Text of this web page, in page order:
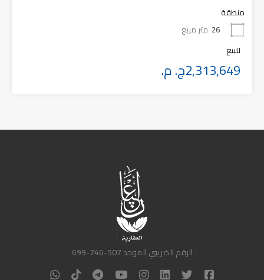
منطقة
26 متر مربع
للبيع
2,313,649ج. م.
الرقم الضريبي الموحد 507-746-699